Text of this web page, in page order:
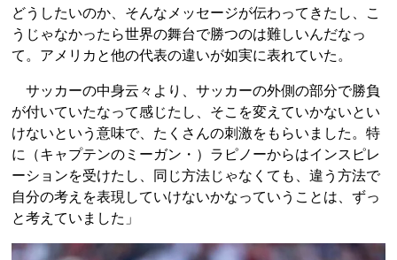
どうしたいのか、そんなメッセージが伝わってきたし、こ
うじゃなかったら世界の舞台で勝つのは難しいんだなっ
て。アメリカと他の代表の違いが如実に表れていた。
サッカーの中身云々より、サッカーの外側の部分で勝負
が付いていたなって感じたし、そこを変えていかないとい
けないという意味で、たくさんの刺激をもらいました。特
に（キャプテンのミーガン・）ラピノーからはインスピレ
ーションを受けたし、同じ方法じゃなくても、違う方法で
自分の考えを表現していけないかなっていうことは、ずっ
と考えていました」